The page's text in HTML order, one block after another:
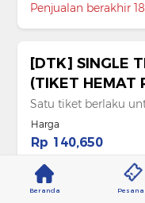
Beranda
Penjualan berakhir
[DTK] SINGLE
(TIKET HEMAT
Satu tiket berlaku
Harga
Rp 140,650
Penjualan berakhir